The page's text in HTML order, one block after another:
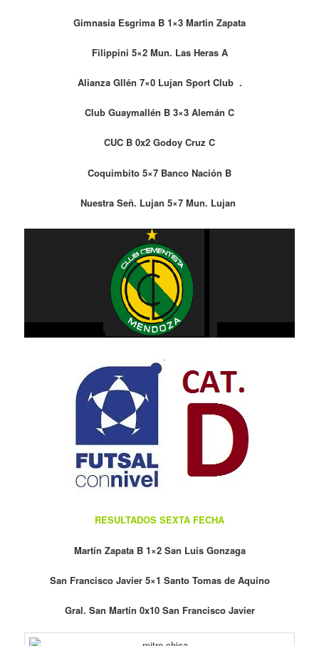
Gimnasia Esgrima B 1×3 Martin Zapata
Filippini 5×2 Mun. Las Heras A
Alianza Gllén 7×0 Lujan Sport Club .
Club Guaymallén B 3×3 Alemán C
CUC B 0x2 Godoy Cruz C
Coquimbito 5×7 Banco Nación B
Nuestra Señ. Lujan 5×7 Mun. Lujan
RESULTADOS SEXTA FECHA
Martín Zapata B 1×2 San Luis Gonzaga
San Francisco Javier 5×1 Santo Tomas de Aquino
Gral. San Martín 0x10 San Francisco Javier